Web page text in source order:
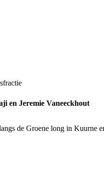
en Jeremie Vaneeckhout
de Groene long in Kuurne